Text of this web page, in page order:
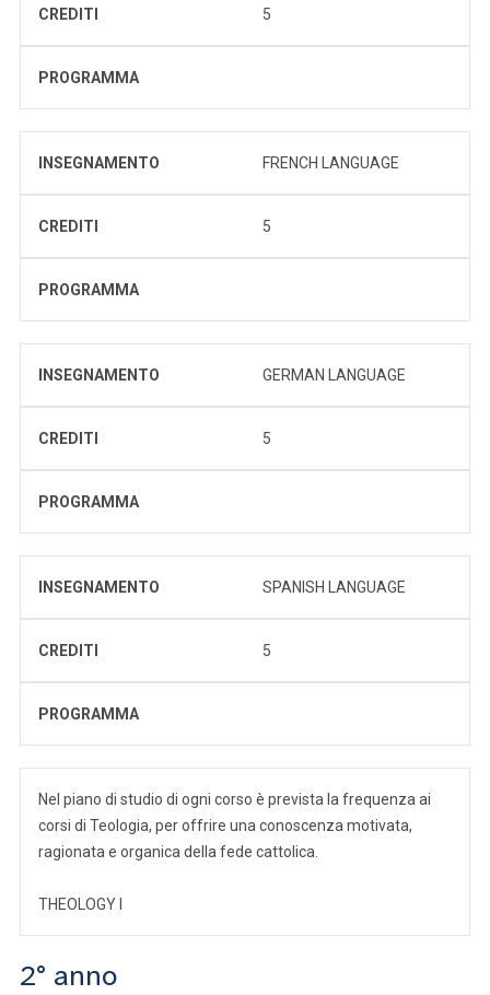
CREDITI 5
PROGRAMMA
INSEGNAMENTO FRENCH LANGUAGE
CREDITI 5
PROGRAMMA
INSEGNAMENTO GERMAN LANGUAGE
CREDITI 5
PROGRAMMA
INSEGNAMENTO SPANISH LANGUAGE
CREDITI 5
PROGRAMMA
Nel piano di studio di ogni corso è prevista la frequenza ai
corsi di Teologia, per offrire una conoscenza motivata,
ragionata e organica della fede cattolica.
THEOLOGY I
2° anno